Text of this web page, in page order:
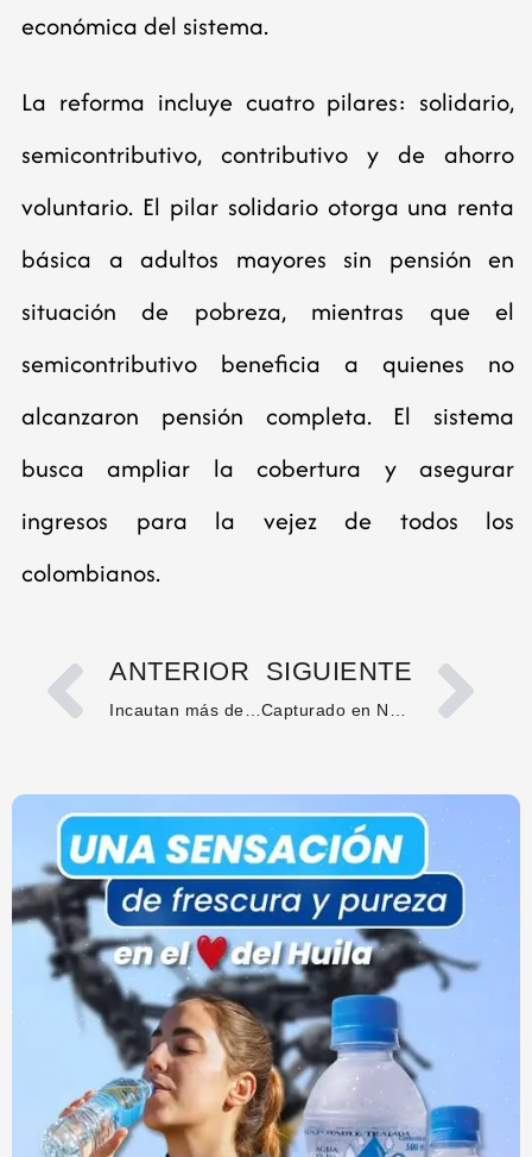
económica del sistema.
La reforma incluye cuatro pilares: solidario,
semicontributivo, contributivo y de ahorro
voluntario. El pilar solidario otorga una renta
básica a adultos mayores sin pensión en
situación de pobreza, mientras que el
semicontributivo beneficia a quienes no
alcanzaron pensión completa. El sistema
busca ampliar la cobertura y asegurar
ingresos para la vejez de todos los
colombianos.
ANTERIOR SIGUIENTE